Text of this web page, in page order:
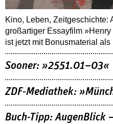
Kino, Leben, Zeitgeschichte:
großartiger Essayfilm
ist jetzt mit Bonusmaterial
Sooner: »2551.01–03«
ZDF-Mediathek:
Buch-Tipp: AugenBlick